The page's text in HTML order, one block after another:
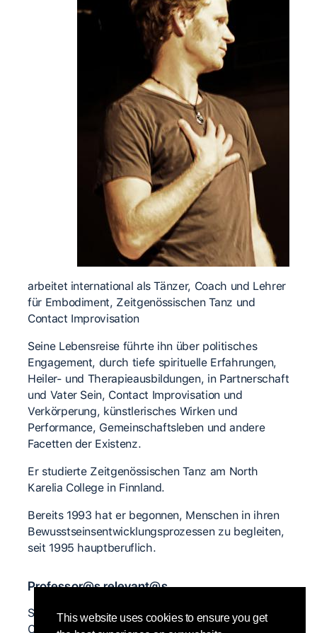
This website uses cookies to ensure you get
arbeitet international als Tänzer, Coach und Lehrer
für Embodiment, Zeitgenössischen Tanz und
Contact Improvisation
Seine Lebensreise führte ihn über politisches
Engagement, durch tiefe spirituelle Erfahrungen,
Heiler- und Therapieausbildungen, in Partnerschaft
und Vater Sein, Contact Improvisation und
Verkörperung, künstlerisches Wirken und
Performance, Gemeinschaftsleben und andere
Facetten der Existenz.
Er studierte Zeitgenössischen Tanz am North
Karelia College in Finnland.
Bereits 1993 hat er begonnen, Menschen in ihren
Bewusstseinsentwicklungsprozessen zu begleiten,
seit 1995 hauptberuflich.
Professor@s relevant@s
Scott Wells, Jess Curtis, Natanja den Boeft, Ray
Chung, Jörg Hassmann, Heike Pourian, Elske